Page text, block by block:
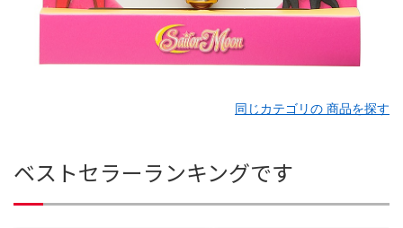
同じカテゴリの 商品を探す
ベストセラーランキングです